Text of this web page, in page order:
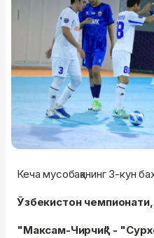
Кеча мусобақанинг 3-кун
Ўзбекистон
"Максам-Чирчиқ" -